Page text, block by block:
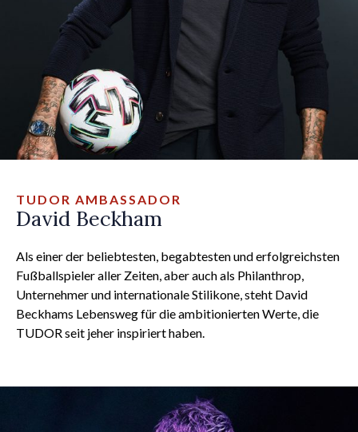
TUDOR AMBASSADOR
David Beckham
Als einer der beliebtesten, begabtesten und erfolgreichsten
Fußballspieler aller Zeiten, aber auch als Philanthrop,
Unternehmer und internationale Stilikone, steht David
Beckhams Lebensweg für die ambitionierten Werte, die
TUDOR seit jeher inspiriert haben.